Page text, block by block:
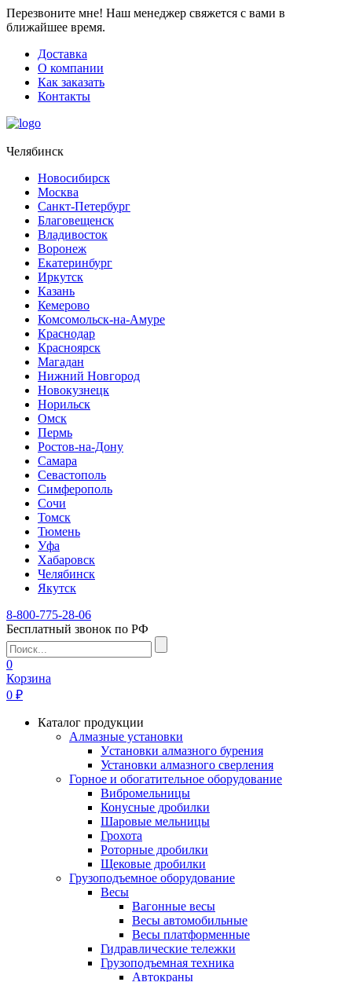
Перезвоните мне! Наш менеджер свяжется с вами в
ближайшее время.
Доставка
О компании
Как заказать
Контакты
Челябинск
Новосибирск
Москва
Санкт-Петербург
Благовещенск
Владивосток
Воронеж
Екатеринбург
Иркутск
Казань
Кемерово
Комсомольск-на-Амуре
Краснодар
Красноярск
Магадан
Нижний Новгород
Новокузнецк
Норильск
Омск
Пермь
Ростов-на-Дону
Самара
Севастополь
Симферополь
Сочи
Томск
Тюмень
Уфа
Хабаровск
Челябинск
Якутск
8-800-775-28-06
Бесплатный звонок по РФ
0
Корзина
0 ₽
Каталог продукции
Алмазные установки
Уcтановки алмазного бурения
Установки алмазного сверления
Горное и обогатительное оборудование
Вибромельницы
Конусные дробилки
Шаровые мельницы
Грохота
Роторные дробилки
Щековые дробилки
Грузоподъемное оборудование
Весы
Вагонные весы
Весы автомобильные
Весы платформенные
Гидравлические тележки
Грузоподъемная техника
Автокраны